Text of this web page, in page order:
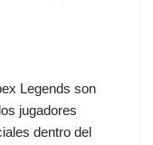
Legends son
jugadores
dentro del